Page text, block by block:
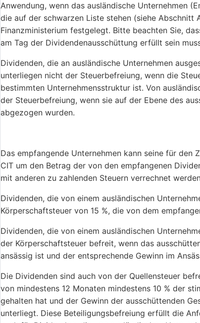
Anwendung, wenn das ausländische Unternehmen
die auf der schwarzen Liste stehen (siehe
Finanzministerium festgelegt. Bitte beachten Sie,
am Tag der Dividendenausschüttung erfüllt sein
Dividenden, die an ausländische Unternehmen
unterliegen nicht der Steuerbefreiung, wenn die
bestimmten Unternehmensstruktur ist. Von
der Steuerbefreiung, wenn sie auf der Ebene des
abgezogen wurden.
Das empfangende Unternehmen kann seine für
CIT um den Betrag der von den empfangenen
mit anderen zu zahlenden Steuern verrechnet
Dividenden, die von einem ausländischen
Körperschaftsteuer von 15 %, die von dem
Dividenden, die von einem ausländischen
der Körperschaftsteuer befreit, wenn das
ansässig ist und der entsprechende Gewinn im
Die Dividenden sind auch von der Quellensteuer
von mindestens 12 Monaten mindestens 10 % der
gehalten hat und der Gewinn der ausschüttenden
unterliegt. Diese Beteiligungsbefreiung erfüllt die